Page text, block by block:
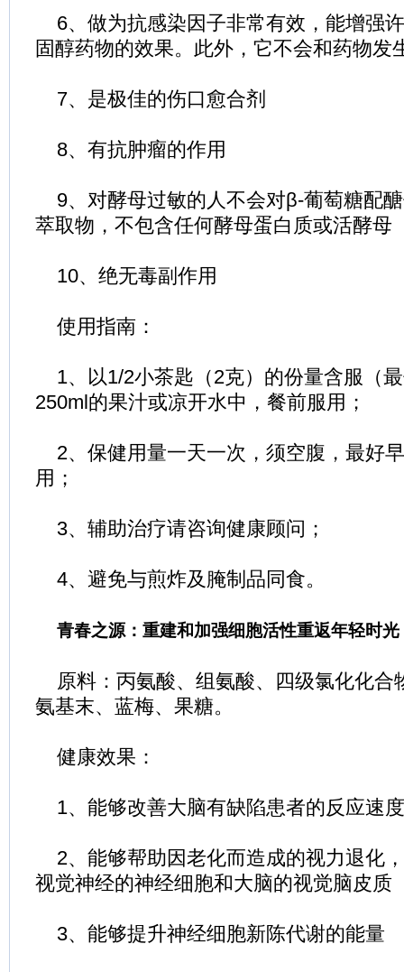
6、做为抗感染因子非常有效，能增强
固醇药物的效果。此外，它不会和药物发
7、是极佳的伤口愈合剂
8、有抗肿瘤的作用
9、对酵母过敏的人不会对β-葡萄糖配
萃取物，不包含任何酵母蛋白质或活酵母
10、绝无毒副作用
使用指南：
1、以1/2小茶匙（2克）的份量含服（
250ml的果汁或凉开水中，餐前服用；
2、保健用量一天一次，须空腹，最好
用；
3、辅助治疗请咨询健康顾问；
4、避免与煎炸及腌制品同食。
青春之源：重建和加强细胞活性重返年轻时光
原料：丙氨酸、组氨酸、四级氯化化合
氨基末、蓝梅、果糖。
健康效果：
1、能够改善大脑有缺陷患者的反应速度
2、能够帮助因老化而造成的视力退化
视觉神经的神经细胞和大脑的视觉脑皮质
3、能够提升神经细胞新陈代谢的能量